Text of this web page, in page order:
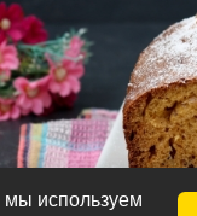
мы используем